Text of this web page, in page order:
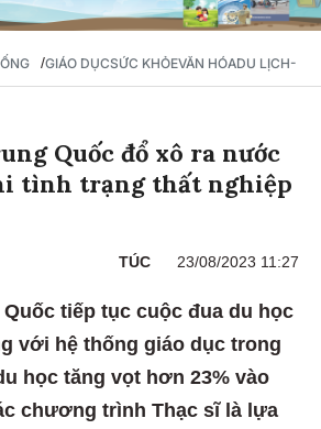
/GIÁO DỤCSỨC KHỎEVĂN HÓADU LỊCH-
Quốc đổ xô ra nước
tình trạng thất nghiệp
TÚC 23/08/2023 11:27
tiếp tục cuộc đua du học
với hệ thống giáo dục trong
học tăng vọt hơn 23% vào
chương trình Thạc sĩ là lựa